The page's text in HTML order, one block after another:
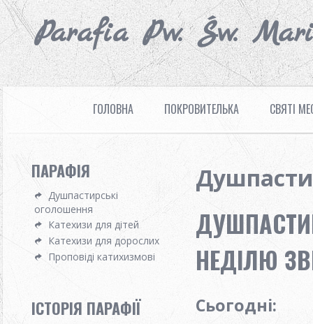
Parafia Pw. Św.
ГОЛОВНА ПОКРОВИТЕЛЬКА СВЯТІ
ПАРАФІЯ
Душпастирські
оголошення
Катехизи для дітей
Катехизи для дорослих
Проповіді катихизмові
ІСТОРІЯ ПАРАФІЇ
НЕДІЛЮ
Сьогодні: